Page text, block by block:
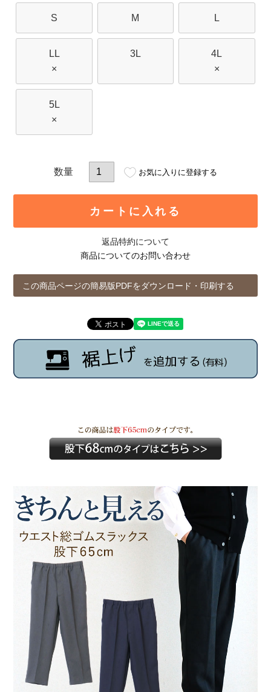
S M L
LL
×
3L
4L
×
5L
×
お気に入りに登録する
カートに入れる
返品特約について
商品についてのお問い合わせ
この商品ページの簡易版PDFをダウンロード・印刷する